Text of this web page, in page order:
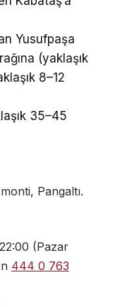
Yusufpaşa
(yaklaşık
8–12
35–45
Pangaltı.
(Pazar
444 0 763